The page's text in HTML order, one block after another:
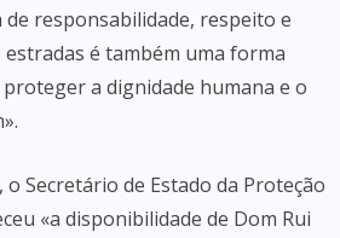
de responsabilidade, respeito e
estradas é também uma forma
a dignidade humana e o
o Secretário de Estado da Proteção
«a disponibilidade de Dom Rui